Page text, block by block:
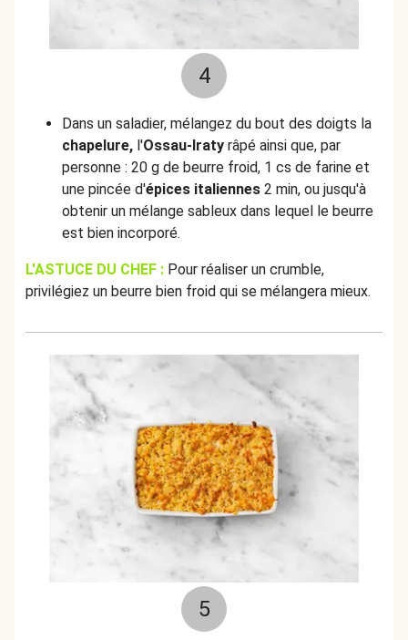
4
Dans un saladier, mélangez du bout des doigts la
chapelure, l'Ossau-Iraty râpé ainsi que, par
personne : 20 g de beurre froid, 1 cs de farine et
une pincée d'épices italiennes 2 min, ou jusqu'à
obtenir un mélange sableux dans lequel le beurre
est bien incorporé.
L'ASTUCE DU CHEF : Pour réaliser un crumble,
privilégiez un beurre bien froid qui se mélangera mieux.
5